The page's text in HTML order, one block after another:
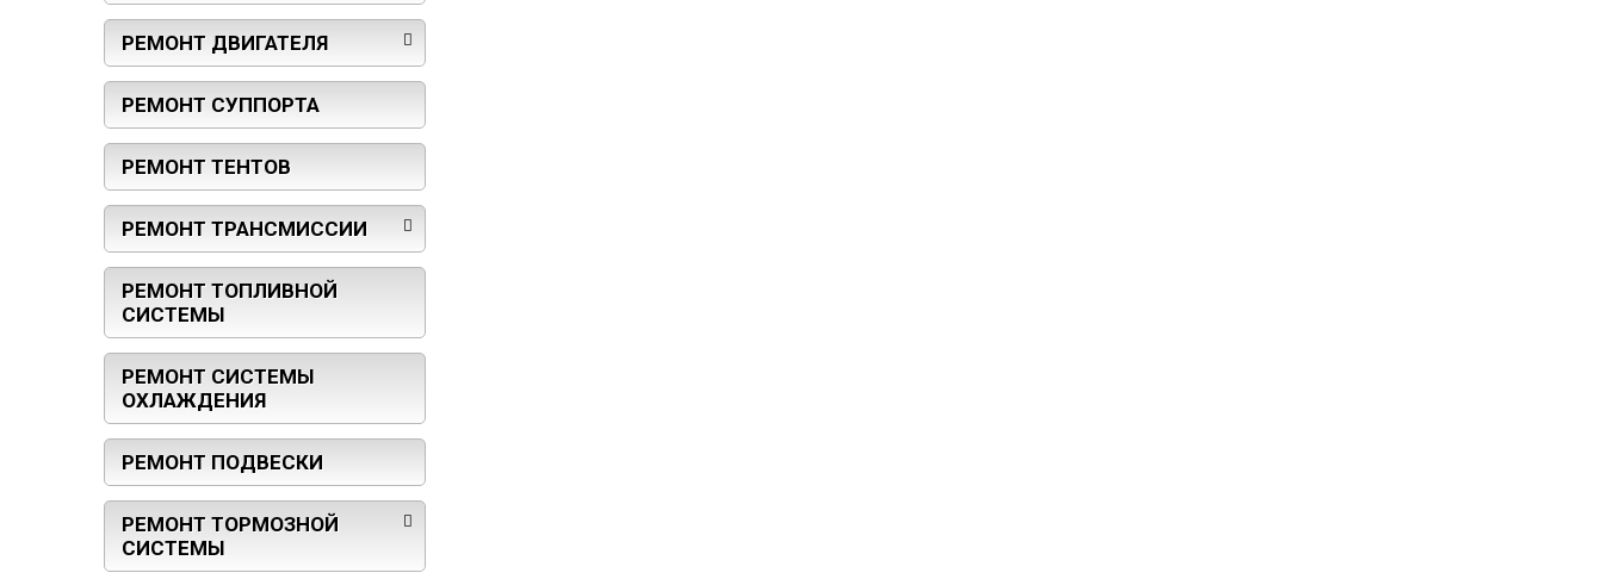
РЕМОНТ ДВИГАТЕЛЯ
РЕМОНТ СУППОРТА
РЕМОНТ ТЕНТОВ
РЕМОНТ ТРАНСМИССИИ
РЕМОНТ ТОПЛИВНОЙ
СИСТЕМЫ
РЕМОНТ СИСТЕМЫ
ОХЛАЖДЕНИЯ
РЕМОНТ ПОДВЕСКИ
РЕМОНТ ТОРМОЗНОЙ
СИСТЕМЫ